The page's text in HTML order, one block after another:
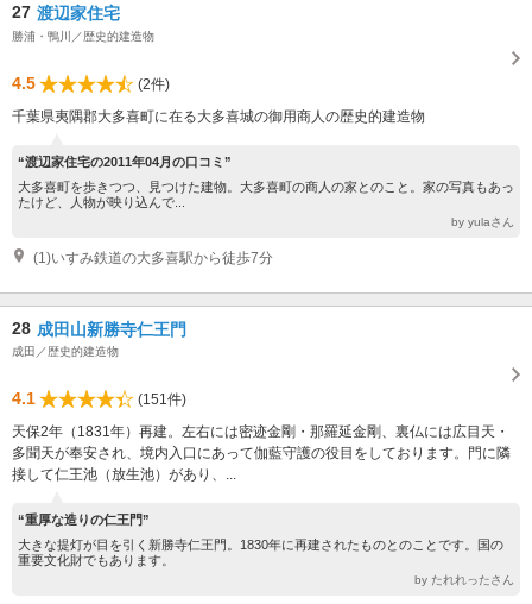
27 渡辺家住宅
勝浦・鴨川／歴史的建造物
4.5
(2件)
千葉県夷隅郡大多喜町に在る大多喜城の御用商人の歴史的建造物
“渡辺家住宅の2011年04月の口コミ”
大多喜町を歩きつつ、見つけた建物。大多喜町の商人の家とのこと。家の写真もあっ
たけど、人物が映り込んで...
by yulaさん
(1)いすみ鉄道の大多喜駅から徒歩7分
28 成田山新勝寺仁王門
成田／歴史的建造物
4.1
(151件)
天保2年（1831年）再建。左右には密迹金剛・那羅延金剛、裏仏には広目天・
多聞天が奉安され、境内入口にあって伽藍守護の役目をしております。門に隣
接して仁王池（放生池）があり、...
“重厚な造りの仁王門”
大きな提灯が目を引く新勝寺仁王門。1830年に再建されたものとのことです。国の
重要文化財でもあります。
by たれれったさん